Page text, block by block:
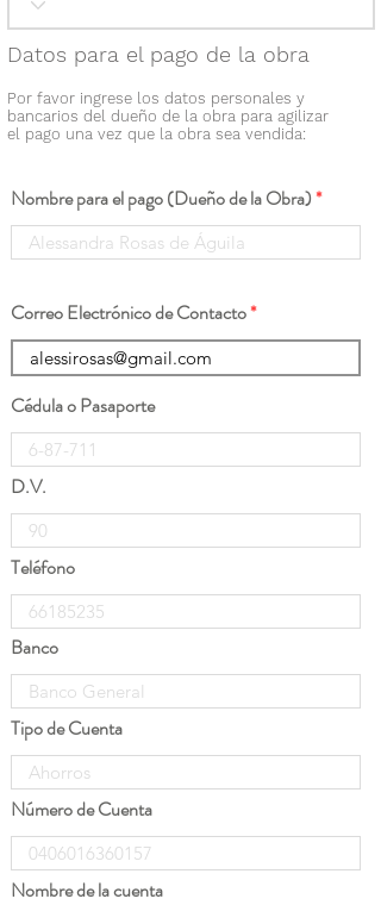
Datos para el pago de la obra
Por favor ingrese los datos personales y
bancarios del dueño de la obra para agilizar
el pago una vez que la obra sea vendida:
Nombre para el pago (Dueño de la Obra)
Correo Electrónico de Contacto
Cédula o Pasaporte
D.V.
Teléfono
Banco
Tipo de Cuenta
Número de Cuenta
Nombre de la cuenta